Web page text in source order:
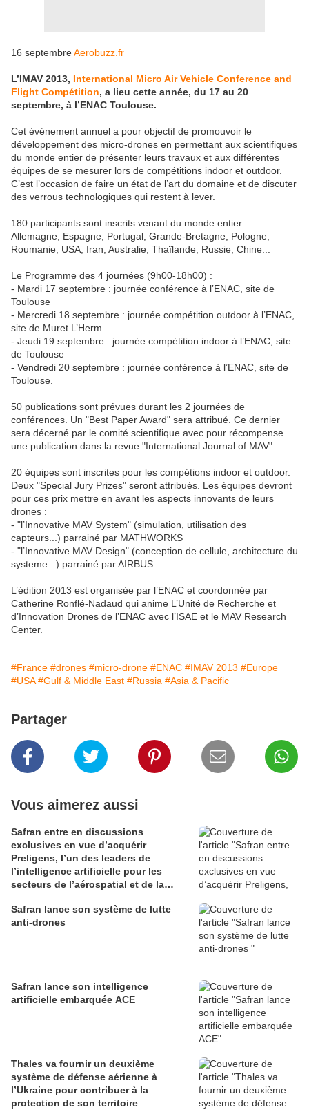
16 septembreAerobuzz.fr
L’IMAV 2013, International Micro Air Vehicle Conference and
Flight Compétition, a lieu cette année, du 17 au 20
septembre, à l’ENAC Toulouse.
Cet événement annuel a pour objectif de promouvoir le
développement des micro-drones en permettant aux scientifiques
du monde entier de présenter leurs travaux et aux différentes
équipes de se mesurer lors de compétitions indoor et outdoor.
C’est l’occasion de faire un état de l’art du domaine et de discuter
des verrous technologiques qui restent à lever.
180 participants sont inscrits venant du monde entier :
Allemagne, Espagne, Portugal, Grande-Bretagne, Pologne,
Roumanie, USA, Iran, Australie, Thaïlande, Russie, Chine...
Le Programme des 4 journées (9h00-18h00) :
- Mardi 17 septembre : journée conférence à l’ENAC, site de
Toulouse
- Mercredi 18 septembre : journée compétition outdoor à l’ENAC,
site de Muret L’Herm
- Jeudi 19 septembre : journée compétition indoor à l’ENAC, site
de Toulouse
- Vendredi 20 septembre : journée conférence à l’ENAC, site de
Toulouse.
50 publications sont prévues durant les 2 journées de
conférences. Un "Best Paper Award" sera attribué. Ce dernier
sera décerné par le comité scientifique avec pour récompense
une publication dans la revue "International Journal of MAV".
20 équipes sont inscrites pour les compétions indoor et outdoor.
Deux "Special Jury Prizes" seront attribués. Les équipes devront
pour ces prix mettre en avant les aspects innovants de leurs
drones :
- "l’Innovative MAV System" (simulation, utilisation des
capteurs...) parrainé par MATHWORKS
- "l’Innovative MAV Design" (conception de cellule, architecture du
systeme...) parrainé par AIRBUS.
L’édition 2013 est organisée par l’ENAC et coordonnée par
Catherine Ronflé-Nadaud qui anime L’Unité de Recherche et
d’Innovation Drones de l’ENAC avec l’ISAE et le MAV Research
Center.
#France #drones #micro-drone #ENAC #IMAV 2013 #Europe
#USA #Gulf & Middle East #Russia #Asia & Pacific
Partager
Vous aimerez aussi
Safran entre en discussions
exclusives en vue d’acquérir
Preligens, l’un des leaders de
l’intelligence artificielle pour les
secteurs de l’aérospatial et de la
Safran lance son système de lutte
anti-drones
Safran lance son intelligence
artificielle embarquée ACE
Thales va fournir un deuxième
système de défense aérienne à
l’Ukraine pour contribuer à la
protection de son territoire